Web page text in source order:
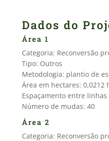
Dados do
Área 1
Categoria: Reconversão
Tipo: Outros
Metodologia: plantio de
Área em hectares: 0,0212
Espaçamento entre
Número de mudas: 40
Área 2
Categoria: Reconversão